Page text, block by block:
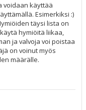
voidaan käyttää
Esimerkiksi :)
täysi lista on
hymiöitä liikaa,
ja valvoja voi poistaa
on voinut myös
määrälle.